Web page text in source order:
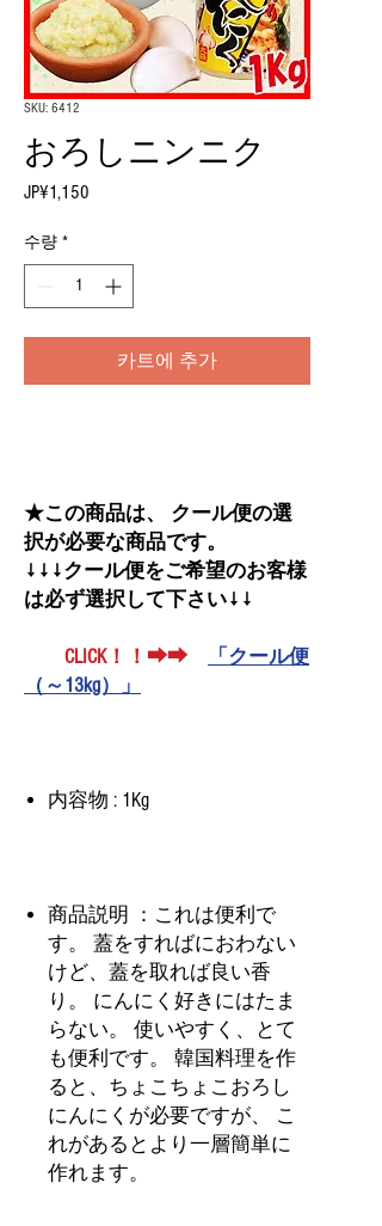
SKU: 6412
おろしニンニク
JP¥1,150
수량 *
카트에 추가
★この商品は、 クール便の選
択が必要な商品です。
↓↓↓クール便をご希望のお客様
は必ず選択して下さい↓↓
CLICK！！➡➡
「クール便
（～13kg）」
内容物 : 1Kg
商品説明 ：これは便利で
す。 蓋をすればにおわない
けど、蓋を取れば良い香
り。 にんにく好きにはたま
らない。 使いやすく、とて
も便利です。 韓国料理を作
ると、ちょこちょこおろし
にんにくが必要ですが、 こ
れがあるとより一層簡単に
作れます。